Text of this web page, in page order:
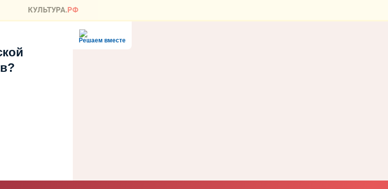
Решаем вместе